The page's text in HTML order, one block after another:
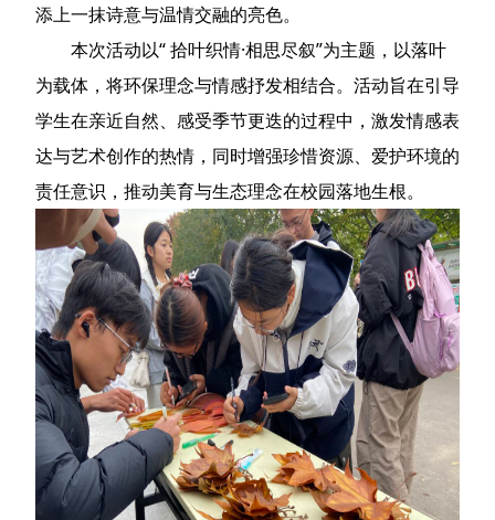
添上一抹诗意与温情交融的亮色。
本次活动以“ 拾叶织情·相思尽叙”为主题，以落叶
为载体，将环保理念与情感抒发相结合。活动旨在引导
学生在亲近自然、感受季节更迭的过程中，激发情感表
达与艺术创作的热情，同时增强珍惜资源、爱护环境的
责任意识，推动美育与生态理念在校园落地生根。